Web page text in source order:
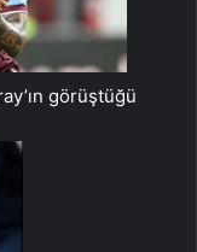
görüştüğü